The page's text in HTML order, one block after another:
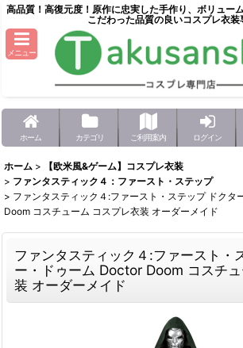
高品質！高復元度！原作に忠実した手作り、ボリュー
こだわった品質の良いコスプレ衣装
メニュー
ホーム カテゴリ ご利用案内 ログイン
ホーム >
【欧米風&ゲーム】コスプレ衣装
> ファンタスティック４：ファースト・ステップ
> ファンタスティック４:ファースト・ステップ ドクタ
Doom コスチューム コスプレ衣装 オーダーメイド
ファンタスティック４:ファースト・
ー・ドゥーム Doctor Doom コスチ
装 オーダーメイド